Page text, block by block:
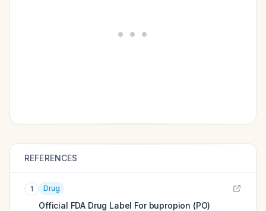
REFERENCES
1 Drug
Official FDA Drug Label For bupropion (PO)